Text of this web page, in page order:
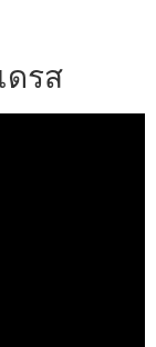
ดรส